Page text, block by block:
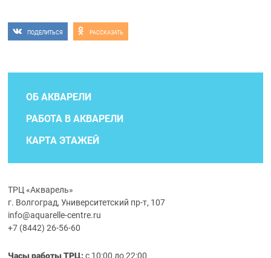
ПОДЕЛИТЬСЯ РАССКАЗАТЬ
ОБ АКВАРЕЛИ
РАБОТА В АКВАРЕЛИ
КАРТА ЭТАЖЕЙ
ТРЦ «Акварель»
г. Волгоград, Университетский пр-т, 107
info@aquarelle-centre.ru
+7 (8442) 26-56-60
Часы работы ТРЦ:с 10:00 до 22:00